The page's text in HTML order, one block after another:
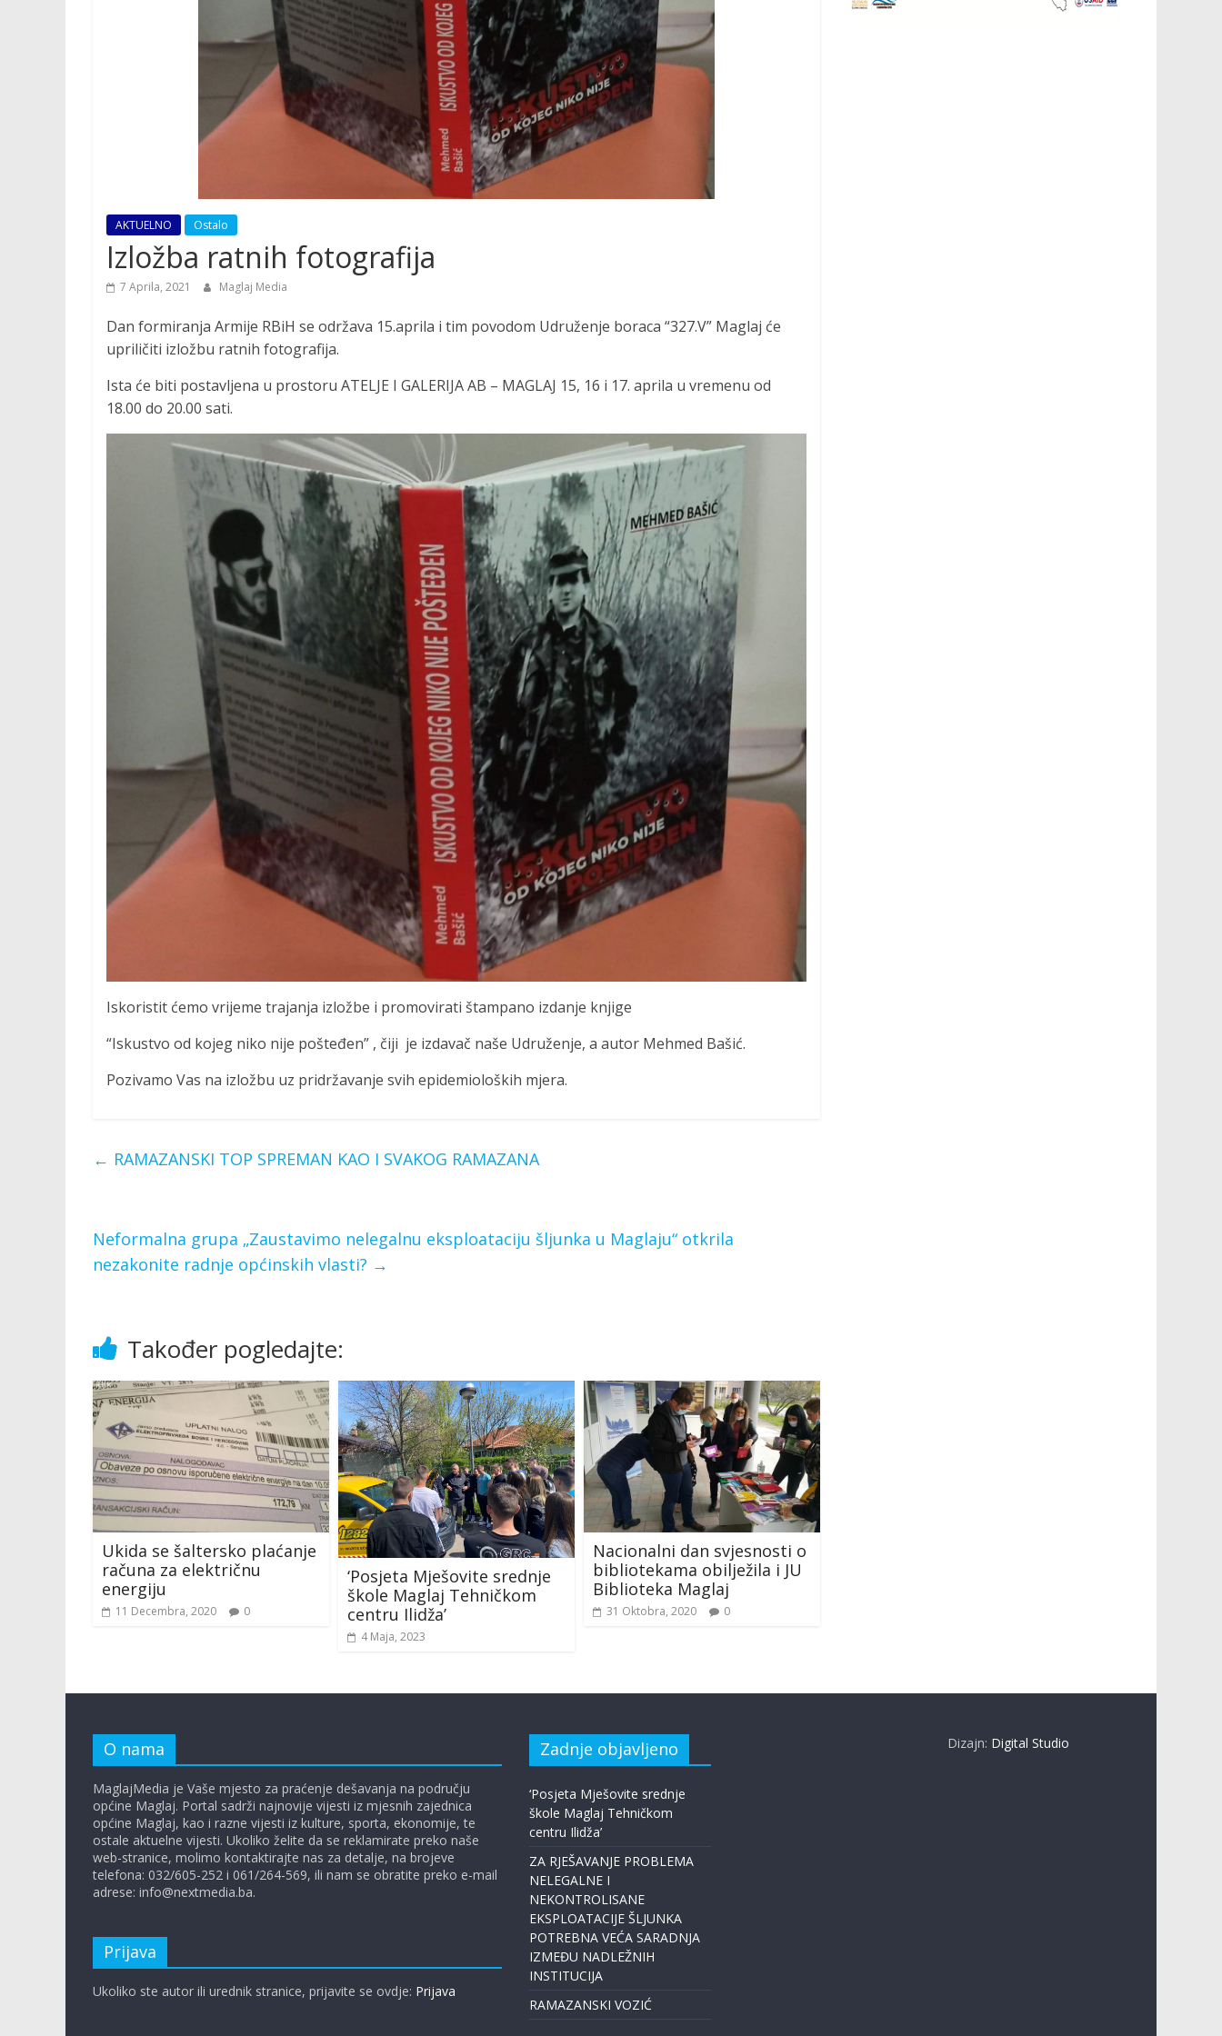
AKTUELNO Ostalo
Izložba ratnih fotografija
7 Aprila, 2021 Maglaj Media
Dan formiranja Armije RBiH se održava 15.aprila i tim povodom Udruženje boraca “327.V” Maglaj će
upriličiti izložbu ratnih fotografija.
Ista će biti postavljena u prostoru ATELJE I GALERIJA AB – MAGLAJ 15, 16 i 17. aprila u vremenu od
18.00 do 20.00 sati.
Iskoristit ćemo vrijeme trajanja izložbe i promovirati štampano izdanje knjige
“Iskustvo od kojeg niko nije pošteđen” , čiji je izdavač naše Udruženje, a autor Mehmed Bašić.
Pozivamo Vas na izložbu uz pridržavanje svih epidemioloških mjera.
← RAMAZANSKI TOP SPREMAN KAO I SVAKOG RAMAZANA
Neformalna grupa „Zaustavimo nelegalnu eksploataciju šljunka u Maglaju“ otkrila
nezakonite radnje općinskih vlasti? →
Također pogledajte:
Ukida se šaltersko plaćanje
računa za električnu
energiju
11 Decembra, 2020 0
‘Posjeta Mješovite srednje
škole Maglaj Tehničkom
centru Ilidža’
4 Maja, 2023
Nacionalni dan svjesnosti o
bibliotekama obilježila i JU
Biblioteka Maglaj
31 Oktobra, 2020 0
O nama
MaglajMedia je Vaše mjesto za praćenje dešavanja na području
općine Maglaj. Portal sadrži najnovije vijesti iz mjesnih zajednica
općine Maglaj, kao i razne vijesti iz kulture, sporta, ekonomije, te
ostale aktuelne vijesti. Ukoliko želite da se reklamirate preko naše
web-stranice, molimo kontaktirajte nas za detalje, na brojeve
telefona: 032/605-252 i 061/264-569, ili nam se obratite preko e-mail
adrese: info@nextmedia.ba.
Prijava
Ukoliko ste autor ili urednik stranice, prijavite se ovdje: Prijava
Zadnje objavljeno
‘Posjeta Mješovite srednje
škole Maglaj Tehničkom
centru Ilidža’
ZA RJEŠAVANJE PROBLEMA
NELEGALNE I
NEKONTROLISANE
EKSPLOATACIJE ŠLJUNKA
POTREBNA VEĆA SARADNJA
IZMEĐU NADLEŽNIH
INSTITUCIJA
RAMAZANSKI VOZIĆ
Dizajn: Digital Studio